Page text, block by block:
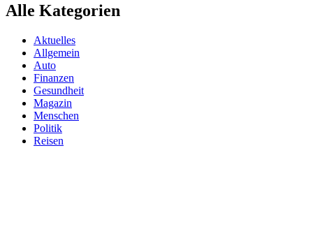
Alle Kategorien
Aktuelles
Allgemein
Auto
Finanzen
Gesundheit
Magazin
Menschen
Politik
Reisen